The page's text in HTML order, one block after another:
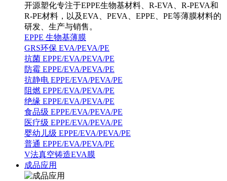
开源塑化专注于EPPE生物基材料、R-EVA、R-PEVA和
R-PE材料，以及EVA、PEVA、EPPE、PE等薄膜材料的
研发、生产与销售。
EPPE 生物基薄膜
GRS环保 EVA/PEVA/PE
抗菌 EPPE/EVA/PEVA/PE
防霉 EPPE/EVA/PEVA/PE
抗静电 EPPE/EVA/PEVA/PE
阻燃 EPPE/EVA/PEVA/PE
绝缘 EPPE/EVA/PEVA/PE
食品级 EPPE/EVA/PEVA/PE
医疗级 EPPE/EVA/PEVA/PE
婴幼儿级 EPPE/EVA/PEVA/PE
普通 EPPE/EVA/PEVA/PE
V法真空铸造EVA膜
成品应用